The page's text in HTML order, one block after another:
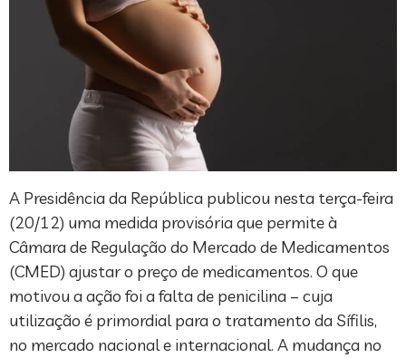
A Presidência da República publicou nesta terça-feira
(20/12) uma medida provisória que permite à
Câmara de Regulação do Mercado de Medicamentos
(CMED) ajustar o preço de medicamentos. O que
motivou a ação foi a falta de penicilina – cuja
utilização é primordial para o tratamento da Sífilis,
no mercado nacional e internacional. A mudança no